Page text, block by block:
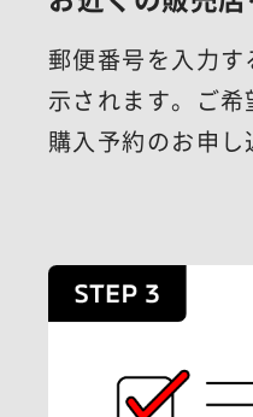
郵便番号を入力す
示されます。
ご希
購入予約のお申し